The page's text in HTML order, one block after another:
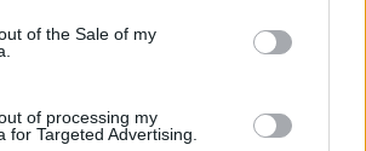
of the Sale of my
of processing my
for Targeted Advertising.
达卢切崛起，鲁布列夫和哈恰诺夫回
德韦杰夫，决赛周没有前十特权的任
在男子网球赛场上正在发生着一场神